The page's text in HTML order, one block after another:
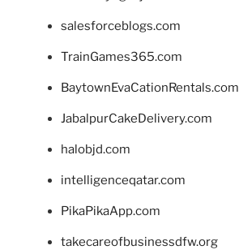
salesforceblogs.com
TrainGames365.com
BaytownEvaCationRentals.com
JabalpurCakeDelivery.com
halobjd.com
intelligenceqatar.com
PikaPikaApp.com
takecareofbusinessdfw.org